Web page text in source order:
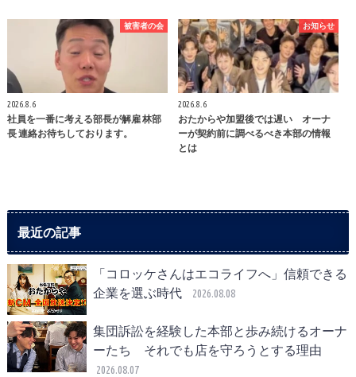
被害者の会
2026.8.6
社員を一番に考える部長が解雇 林部
長 連絡お待ちしております。
お知らせ
2026.8.6
おたからや加盟後では遅い オーナ
ーが契約前に調べるべき本部の情報
とは
最近の記事
「コロッケさんはエコライフへ」信頼できる
企業を選ぶ時代
2026.08.08
集団訴訟を経験した本部と歩み続けるオーナ
ーたち それでも店を守ろうとする理由
2026.08.07